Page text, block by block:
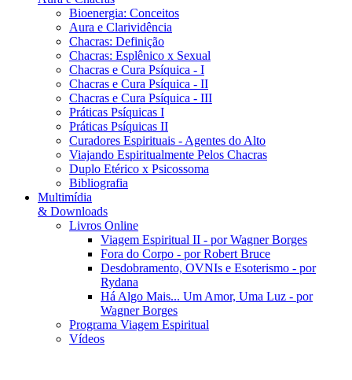
Bioenergia: Conceitos
Aura e Clarividência
Chacras: Definição
Chacras: Esplênico x Sexual
Chacras e Cura Psíquica - I
Chacras e Cura Psíquica - II
Chacras e Cura Psíquica - III
Práticas Psíquicas I
Práticas Psíquicas II
Curadores Espirituais - Agentes do Alto
Viajando Espiritualmente Pelos Chacras
Duplo Etérico x Psicossoma
Bibliografia
Multimídia
& Downloads
Livros Online
Viagem Espiritual II - por Wagner Borges
Fora do Corpo - por Robert Bruce
Desdobramento, OVNIs e Esoterismo - por
Rydana
Há Algo Mais... Um Amor, Uma Luz - por
Wagner Borges
Programa Viagem Espiritual
Vídeos